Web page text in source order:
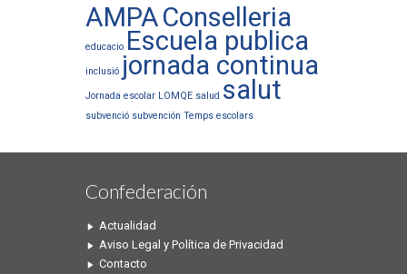
AMPAConselleria
educacio Escuela publica
inclusió jornada continua
Jornada escolar LOMQE salud salut
subvenció subvención Temps escolars
Confederación
Actualidad
Aviso Legal y Política de Privacidad
Contacto